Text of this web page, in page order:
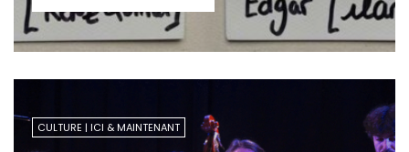
CULTURE ICI & MAINTENANT